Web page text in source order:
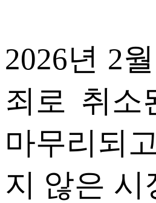
ETC
2026년 2
죄로 취소
마무리되
지 않은 시